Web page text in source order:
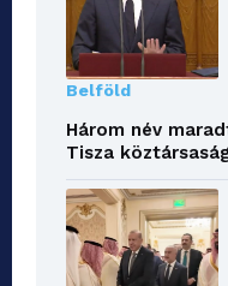
Belföld
Három név
Tisza